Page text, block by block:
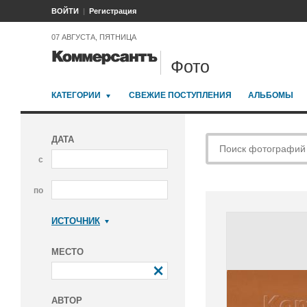
ВОЙТИ Регистрация
07 АВГУСТА, ПЯТНИЦА
Фото
КАТЕГОРИИ СВЕЖИЕ ПОСТУПЛЕНИЯ АЛЬБОМЫ
ДАТА
с
по
ИСТОЧНИК
МЕСТО
АВТОР